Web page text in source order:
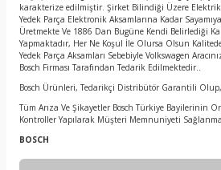
karakterize edilmiştir. Şirket Bilindiği Üzere
Yedek Parça Elektronik Aksamlarına Kadar
Üretmekte Ve 1886 Dan Bugüne Kendi Belirlediği
Yapmaktadır, Her Ne Koşul İle Olursa Olsun
Yedek Parça Aksamları Sebebiyle Volkswagen
Bosch Firması Tarafından Tedarik Edilmektedir..
Bosch Ürünleri, Tedarikçi Distribütör Garantili Olup,
Tüm Arıza Ve Şikayetler Bosch Türkiye Bayilerinin
Kontroller Yapılarak Müşteri Memnuniyeti
BOSCH